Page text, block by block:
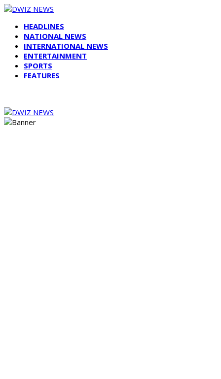
HEADLINES
NATIONAL NEWS
INTERNATIONAL NEWS
ENTERTAINMENT
SPORTS
FEATURES